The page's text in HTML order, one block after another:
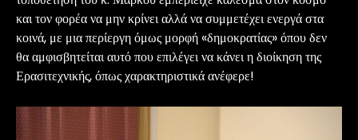
και τον φορέα να μην κρίνει αλλά να συμμετέχει ενεργά στα
κοινά, με μια περίεργη όμως μορφή «δημοκρατίας» όπου δεν
θα αμφισβητείται αυτό που επιλέγει να κάνει η διοίκηση της
Ερασιτεχνικής, όπως χαρακτηριστικά ανέφερε!